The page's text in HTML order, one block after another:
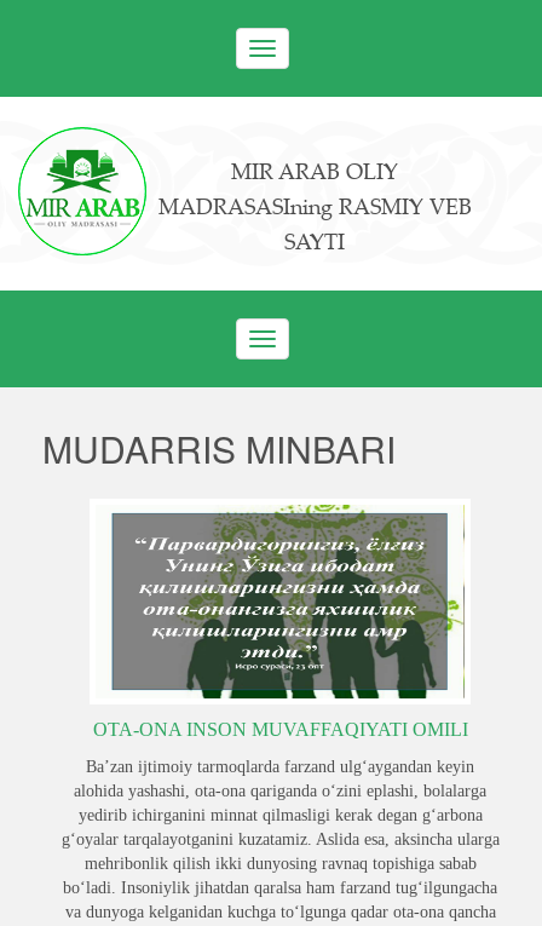
Toggle
navigation
MIR ARAB OLIY
MADRASASIning RASMIY VEB
SAYTI
Toggle
navigation
MUDARRIS MINBARI
OTA-ONA INSON MUVAFFAQIYATI OMILI
Ba’zan ijtimoiy tarmoqlarda farzand ulg‘aygandan keyin
alohida yashashi, ota-ona qariganda o‘zini eplashi, bolalarga
yedirib ichirganini minnat qilmasligi kerak degan g‘arbona
g‘oyalar tarqalayotganini kuzatamiz. Aslida esa, aksincha ularga
mehribonlik qilish ikki dunyosing ravnaq topishiga sabab
bo‘ladi. Insoniylik jihatdan qaralsa ham farzand tug‘ilgungacha
va dunyoga kelganidan kuchga to‘lgunga qadar ota-ona qancha